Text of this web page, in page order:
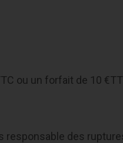
ou un forfait de 10
responsable des